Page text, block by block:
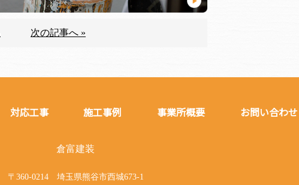
次の記事へ »
対応工事 施工事例 事業所概要 お問い合わせ
倉富建装
〒360-0214 埼玉県熊谷市西城673-1